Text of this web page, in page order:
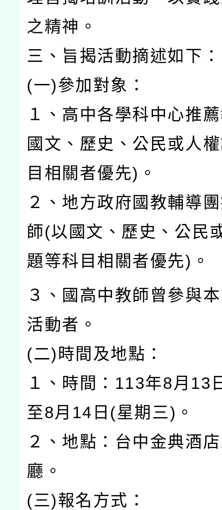
之精神。
三、旨揭活動摘述如下：
(一)參加對象：
１、高中各學科中心推
國文、歷史、公民或人
目相關者優先)。
２、地方政府國教輔導
師(以國文、歷史、公民
題等科目相關者優先)。
３、國高中教師曾參與
活動者。
(二)時間及地點：
１、時間：113年8月13
至8月14日(星期三)。
２、地點：台中金典酒
廳。
(三)報名方式：